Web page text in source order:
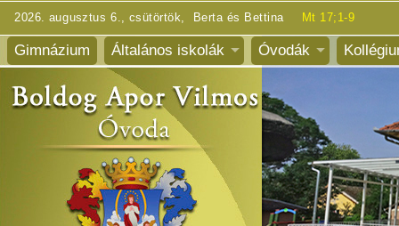
2026. augusztus 6., csütörtök, Berta és Bettina Mt 17;1-9
Gimnázium Általános iskolák Óvodák